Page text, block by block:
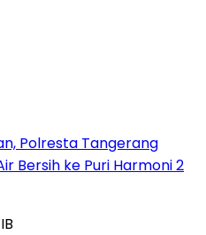
Polresta Tangerang
Bersih ke Puri Harmoni 2